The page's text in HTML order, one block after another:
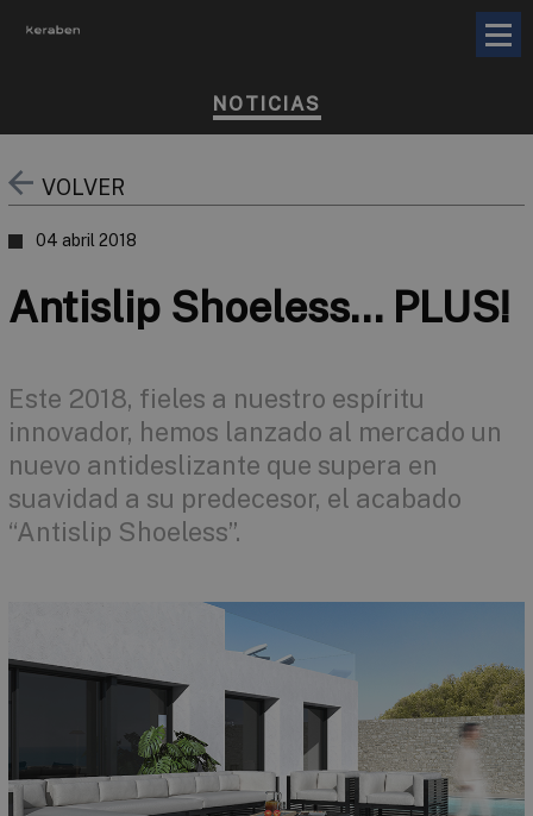
NOTICIAS
VOLVER
04 abril 2018
Antislip Shoeless... PLUS!
Este 2018, fieles a nuestro espíritu
innovador, hemos lanzado al mercado un
nuevo antideslizante que supera en
suavidad a su predecesor, el acabado
“Antislip Shoeless”.